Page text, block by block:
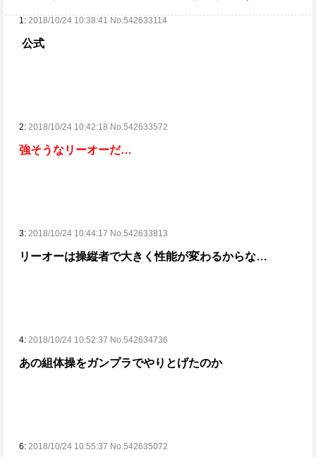
1: 2018/10/24 10:38:41 No.542633114
公式
2: 2018/10/24 10:42:18 No.542633572
強そうなリーオーだ…
3: 2018/10/24 10:44:17 No.542633813
リーオーは操縦者で大きく性能が変わるからな…
4: 2018/10/24 10:52:37 No.542634736
あの組体操をガンプラでやりとげたのか
6: 2018/10/24 10:55:37 No.542635072